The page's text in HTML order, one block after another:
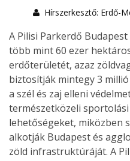
Hírszerkesztő: Erdő-
A Pilisi Parkerdő
több mint 60 ezer
erdőterületét, azaz
biztosítják mintegy 3
a szél és zaj elleni
természetközeli
lehetőségeket, miközben
alkotják Budapest és
zöld infrastruktúráját. A